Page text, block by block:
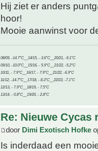
Hij ziet er anders
hoor!
Mooie aanwinst voor
08/09, -14.7°C__14/15, - 3.6°C__20/21, -9.1°C
09/10, -10.0°C__15/16, - 5.9°C__21/22, -5.2°C
10/11, - 7.9°C__16/17, - 7.9°C__21/22, -6.9°C
11/12, -14.7°C__17/18, - 8.3°C__22/23, -7.1°C
12/13, - 7.9°C__18/19, - 7.5°C
13/14, - 0.8°C__19/20, - 2.8°C
Re: Nieuwe Cycas
door Dimi Exotisch Hofke
Is inderdaad een